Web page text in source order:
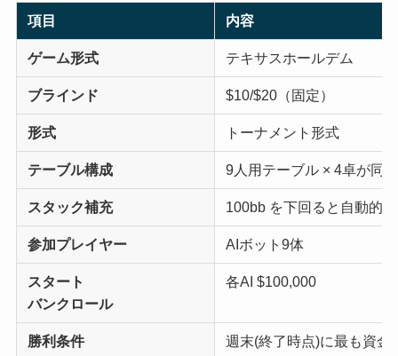
項目 内容
ゲーム形式 テキサスホールデム
ブラインド $10/$20（固定）
形式 トーナメント形式
テーブル構成 9人用テーブル × 4卓が同
スタック補充 100bb を下回ると自動的
参加プレイヤー AIボット9体
スタート
バンクロール
各AI $100,000
勝利条件 週末(終了時点)に最も資金